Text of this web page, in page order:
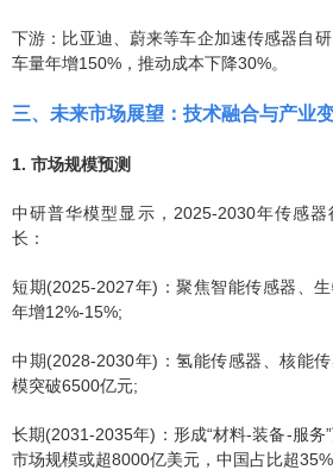
下游：比亚迪、蔚来等车企加速传感器自
车量年增150%，推动成本下降30%。
三、 未来市场展望：技术融合与产业
1. 市场规模预测
中研普华模型显示，2025-2030年传感器
长：
短期(2025-2027年)：聚焦智能传感器、
年增12%-15%;
中期(2028-2030年)：氢能传感器、核能
模突破6500亿元;
长期(2031-2035年)：形成“材料-装备-服务
市场规模或超8000亿美元，中国占比超35%